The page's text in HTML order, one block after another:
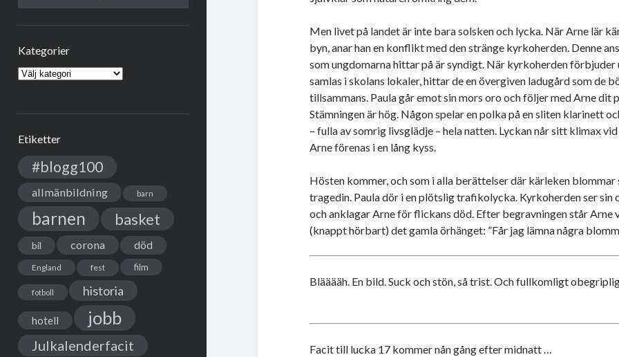
Kategorier
Kategorier
Etiketter
#blogg100
allmänbildning barn
barnen basket
bil corona död
England fest film
fotboll historia
hotell jobb
Julkalenderfacit
Men livet på landet är inte bara solsken och lycka. När Arne lär
byn, anar han en konflikt med den stränge kyrkoherden. Denne
som ungdomarna hittar på är syndigt. När kyrkoherden förbjuder
samlas i skolans lokaler, hittar de en övergiven ladugård som de
tillsammans. Paula går emot sin mors oro och följer med Arne dit
Stämningen är hög. Någon spelar en polka på en sliten klarinett
– fulla av somrig livsglädje – hela natten. Lyckan når sitt klimax
Arne förenas i en lång kyss.
Hösten kommer, och som i alla berättelser där kärleken
tragedin. Paula dör i en plötslig trafikolycka. Kyrkoherden ser sin
och anklagar Arne för flickans död. Efter begravningen står Arne
(knappt hörbart) det gamla örhänget: ”Får jag lämna några
Blääääh. En bild. Suck och stön, så trist. Och fullkomligt
Facit till lucka 17 kommer nån gång efter midnatt …